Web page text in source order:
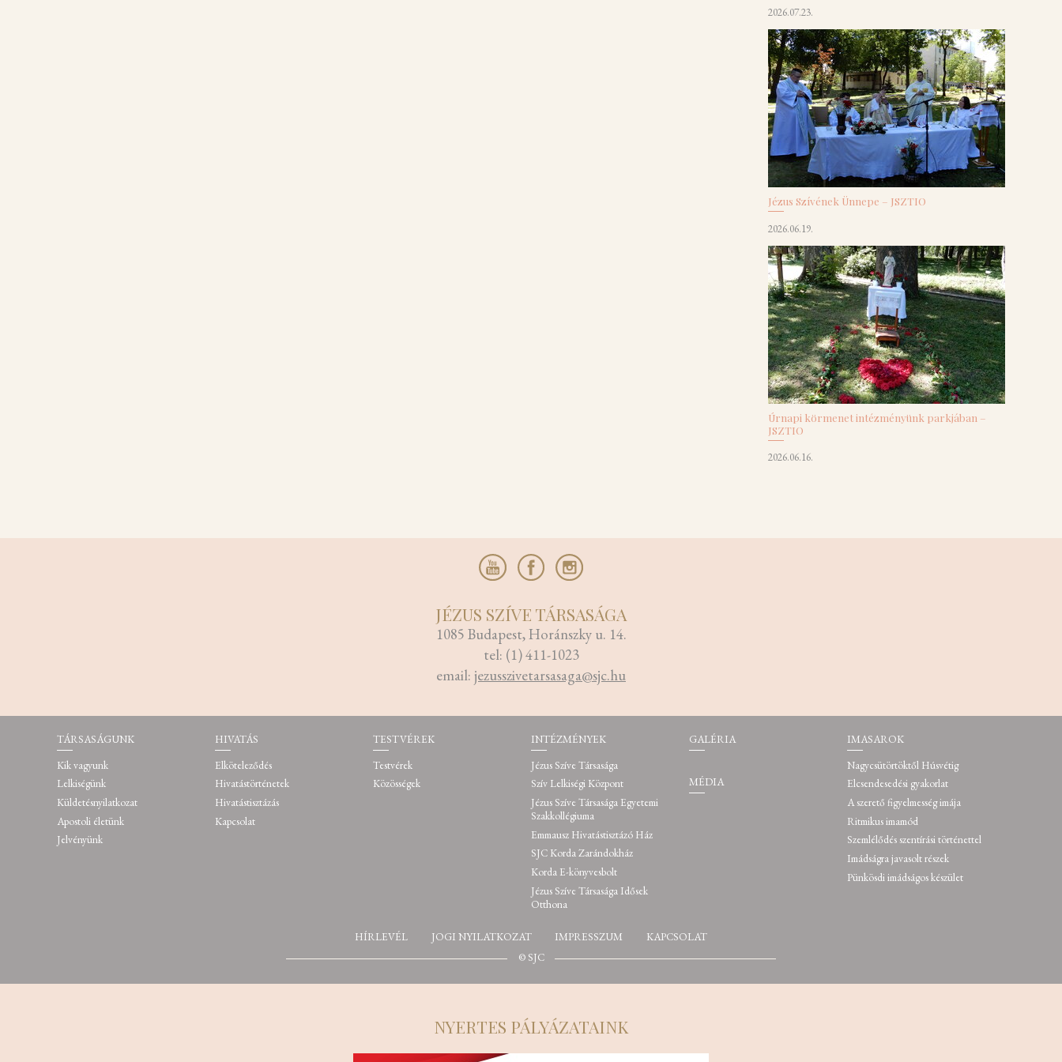
2026.07.23.
Jézus Szívének Ünnepe – JSZTIO
2026.06.19.
Úrnapi körmenet intézményünk parkjában –
JSZTIO
2026.06.16.
JÉZUS SZÍVE TÁRSASÁGA
1085 Budapest, Horánszky u. 14.
tel: (1) 411-1023
email: jezusszivetarsasaga@sjc.hu
TÁRSASÁGUNK
Kik vagyunk
Lelkiségünk
Küldetésnyilatkozat
Apostoli életünk
Jelvényünk
HIVATÁS
Elköteleződés
Hivatástörténetek
Hivatástisztázás
Kapcsolat
TESTVÉREK
Testvérek
Közösségek
INTÉZMÉNYEK
Jézus Szíve Társasága
Szív Lelkiségi Központ
Jézus Szíve Társasága Egyetemi
Szakkollégiuma
Emmausz Hivatástisztázó Ház
SJC Korda Zarándokház
Korda E-könyvesbolt
Jézus Szíve Társasága Idősek
Otthona
GALÉRIA
MÉDIA
IMASAROK
Nagycsütörtöktől Húsvétig
Elcsendesedési gyakorlat
A szerető figyelmesség imája
Ritmikus imamód
Szemlélődés szentírási történettel
Imádságra javasolt részek
Pünkösdi imádságos készület
HÍRLEVÉL JOGI NYILATKOZAT IMPRESSZUM
KAPCSOLAT
© SJC
NYERTES PÁLYÁZATAINK